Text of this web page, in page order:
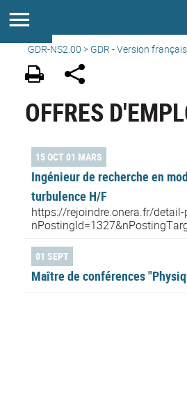
GDR-NS2.00 > GDR - Version
OFFRES
15 OCT 01 MARS
Ingénieur de recherche en
turbulence H/F
https://rejoindre.onera.fr/detail-
01 SEPT
Maître de conférences